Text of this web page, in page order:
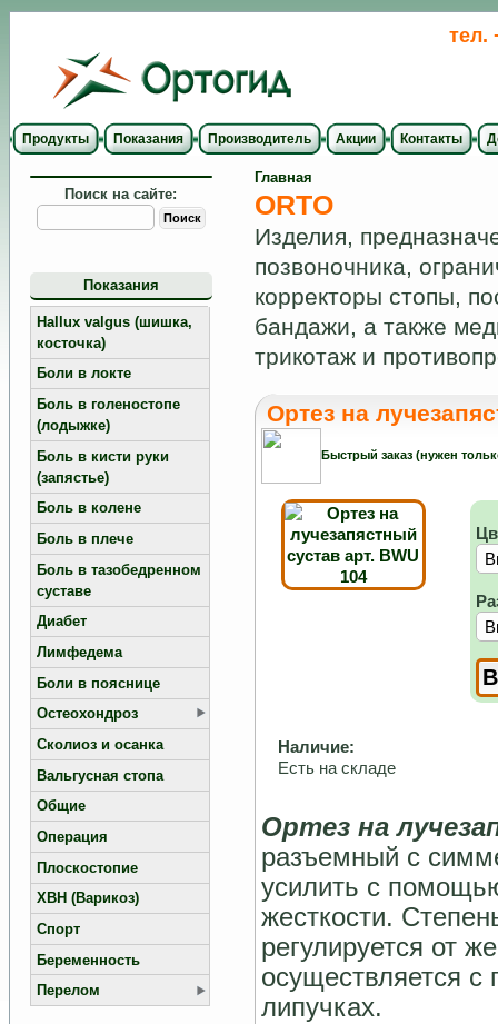
тел.
Продукты Показания Производитель Акции Контакты
Поиск на сайте:
Показания
Hallux valgus (шишка,
косточка)
Боли в локте
Боль в голеностопе
(лодыжке)
Боль в кисти руки
(запястье)
Боль в колене
Боль в плече
Боль в тазобедренном
суставе
Диабет
Лимфедема
Боли в пояснице
Остеохондроз
Сколиоз и осанка
Вальгусная стопа
Общие
Операция
Плоскостопие
ХВН (Варикоз)
Спорт
Беременность
Перелом
Главная
ORTO
Изделия,
позвоночника,
корректоры стопы,
бандажи, а также
трикотаж и
Ортез на
Быстрый заказ (нужен
Наличие:
Есть на складе
Ортез на
разъемный с
усилить с
жесткости.
регулируется от
осуществляется
липучках.